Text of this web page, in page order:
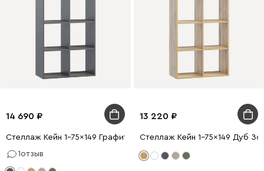
14 690
Стеллаж Кейн 1-75x149 Графитовый
1отзыв
13 220
Стеллаж Кейн 1-75x149 Дуб